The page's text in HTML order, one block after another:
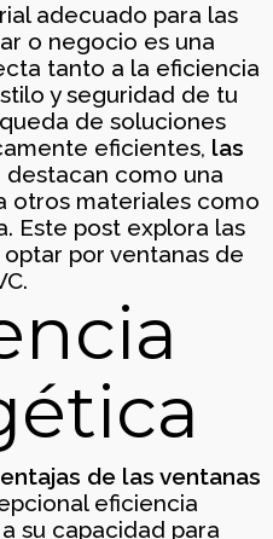
jardín en
con
adecuado para las
o negocio es una
tanto a la eficiencia
y seguridad de tu
de soluciones
eficientes, las
destacan como una
otros materiales como
Este post explora las
optar por ventanas de
de las ventanas
eficiencia
su capacidad para